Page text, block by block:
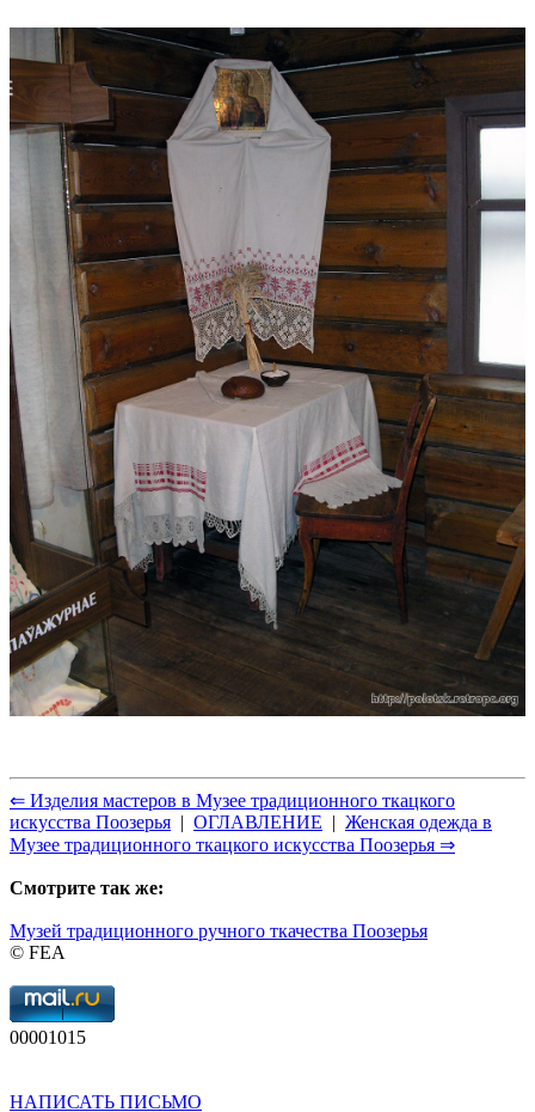
⇐ Изделия мастеров в Музее традиционного ткацкого
искусства Поозерья
ОГЛАВЛЕНИЕ
Женская одежда в
Музее традиционного ткацкого искусства Поозерья ⇒
Смотрите так же:
Музей традиционного ручного ткачества Поозерья
© FEA
00001015
НАПИСАТЬ ПИСЬМО